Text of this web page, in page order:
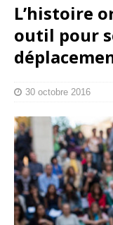
L’histoire
outil pour
30 octobre 2016